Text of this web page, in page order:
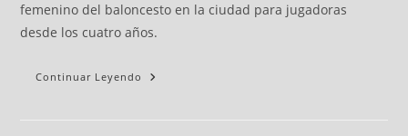
femenino del baloncesto en la ciudad para jugadoras
desde los cuatro años.
Continuar Leyendo